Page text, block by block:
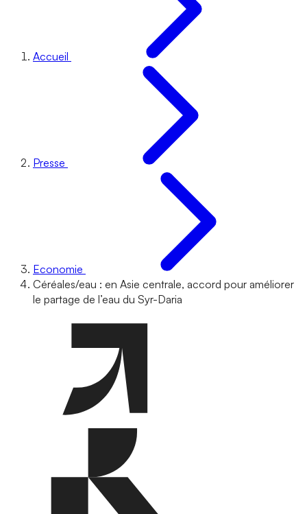
Accueil
Presse
Economie
Céréales/eau : en Asie centrale, accord pour améliorer
le partage de l’eau du Syr-Daria